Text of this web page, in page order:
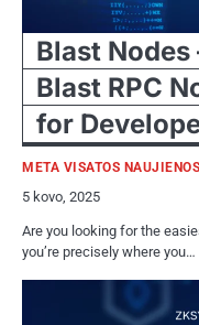
Blast Nodes
Blast RPC
for
META VISATOS NAUJIENOS
5 kovo, 2025
Are you looking for the
you’re precisely where you…